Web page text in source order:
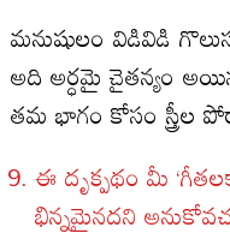
మనుషులం విడివిడి
అది అర్ధమై చైతన్యం
తమ భాగం కోసం స్త్రీల
ఈ దృక్పథం మీ
భిన్నమైనదని